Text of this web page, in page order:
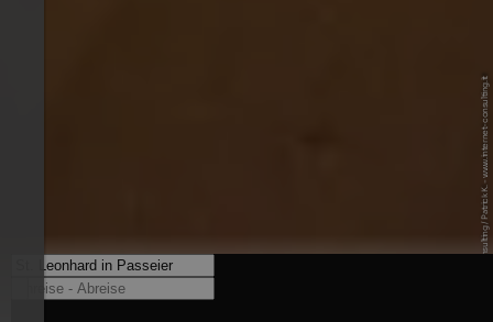
© Internet Consulting / Patrick K. - www.internet-consulting.it